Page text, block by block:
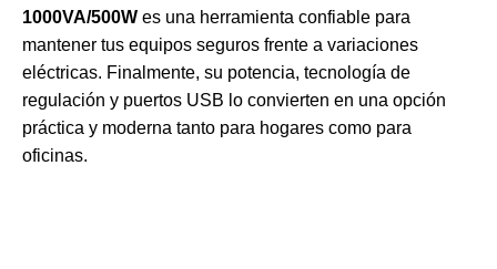
1000VA/500W es una herramienta confiable para
mantener tus equipos seguros frente a variaciones
eléctricas. Finalmente, su potencia, tecnología de
regulación y puertos USB lo convierten en una opción
práctica y moderna tanto para hogares como para
oficinas.